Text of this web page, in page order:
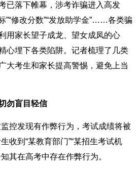
已落下帷幕，涉考诈骗进入高发
”“修改分数”“发放助学金”……各类骗
用家长望子成龙、望女成凤的心
心埋下各类陷阱。记者梳理了几类
大考生和家长提高警惕，避免上当
勿盲目轻信
控发现有作弊行为，考试成绩将被
收到“某教育部门”“某招生考试机
其在高考中存在作弊行为。